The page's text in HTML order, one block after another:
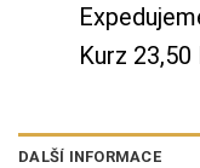
Kurz 23,50
DALŠÍ INFORMACE